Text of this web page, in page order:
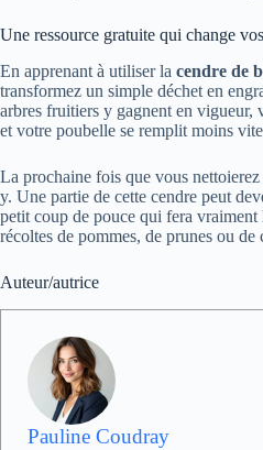
Une ressource gratuite qui change
En apprenant à utiliser la cendre de
transformez un simple déchet en
arbres fruitiers y gagnent en vigueur,
et votre poubelle se remplit moins
La prochaine fois que vous
y. Une partie de cette cendre peut
petit coup de pouce qui fera
récoltes de pommes, de prunes ou de
Auteur/autrice
Pauline Coudray